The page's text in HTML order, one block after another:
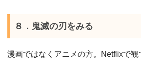
８．鬼滅の刃をみる
漫画ではなくアニメの方。Netflixで